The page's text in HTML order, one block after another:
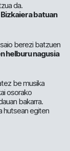
da.
Bizkaiera batuan
berezi batzuen
helburu nagusia
be musika
osorako
bakarra.
hutsean egiten